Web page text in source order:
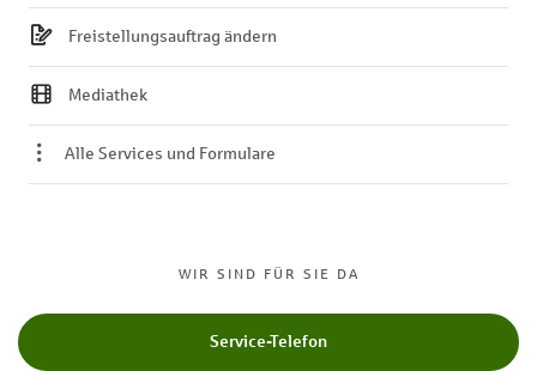
WIR SIND FÜR SIE DA
Service-Telefon
Freistellungsauftrag ändern
Mediathek
Alle Services und Formulare